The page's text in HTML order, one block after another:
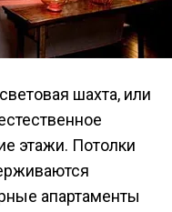
шахта, или
этажи. Потолки
апартаменты